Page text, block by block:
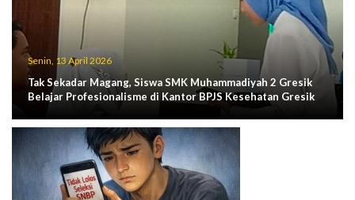
Senin, 13 April 2026
Tak Sekadar Magang, Siswa SMK Muhammadiyah 2 Gresik
Belajar Profesionalisme di Kantor BPJS Kesehatan Gresik